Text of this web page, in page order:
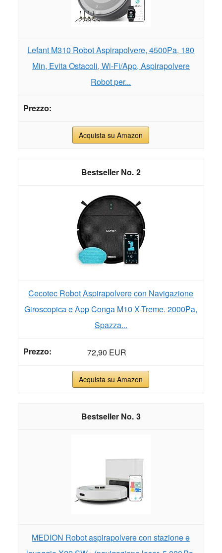
Lefant M310 Robot Aspirapolvere, 4500Pa, 180
Min, Evita Ostacoli, Wi-Fi/App, Aspirapolvere
Robot per...
Acquista su Amazon
2
Cecotec Robot Aspirapolvere con Navigazione
Giroscopica e App Conga M10 X-Treme. 2000Pa,
Spazza...
72,90 EUR
Acquista su Amazon
3
MEDION Robot aspirapolvere con stazione e